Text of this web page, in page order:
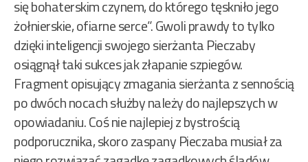
się bohaterskim czynem, do którego tęskniło jego
żołnierskie, ofiarne serce”. Gwoli prawdy to tylko
dzięki inteligencji swojego sierżanta Pieczaby
osiągnął taki sukces jak złapanie szpiegów.
Fragment opisujący zmagania sierżanta z sennością
po dwóch nocach służby należy do najlepszych w
opowiadaniu. Coś nie najlepiej z bystrością
podporucznika, skoro zaspany Pieczaba musiał za